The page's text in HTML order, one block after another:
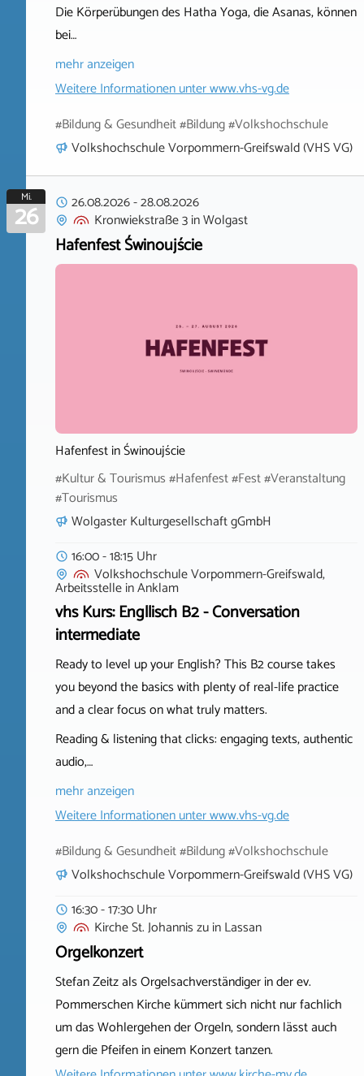
Die Körperübungen des Hatha Yoga, die Asanas, können
bei…
mehr anzeigen
Weitere Informationen unterwww.vhs-vg.de
#Bildung & Gesundheit #Bildung #Volkshochschule
Volkshochschule Vorpommern-Greifswald (VHS VG)
Mi.
26 26.08.2026-28.08.2026
Kronwiekstraße 3inWolgast
Hafenfest Świnoujście
Hafenfest in Świnoujście
#Kultur & Tourismus #Hafenfest #Fest #Veranstaltung
#Tourismus
Wolgaster Kulturgesellschaft gGmbH
16:00 - 18:15 Uhr
Volkshochschule Vorpommern-Greifswald,
ArbeitsstelleinAnklam
vhs Kurs: Engllisch B2 - Conversation
intermediate
Ready to level up your English? This B2 course takes
you beyond the basics with plenty of real-life practice
and a clear focus on what truly matters.
Reading & listening that clicks: engaging texts, authentic
audio,…
mehr anzeigen
Weitere Informationen unterwww.vhs-vg.de
#Bildung & Gesundheit #Bildung #Volkshochschule
Volkshochschule Vorpommern-Greifswald (VHS VG)
16:30 - 17:30 Uhr
Kirche St. Johannis zuinLassan
Orgelkonzert
Stefan Zeitz als Orgelsachverständiger in der ev.
Pommerschen Kirche kümmert sich nicht nur fachlich
um das Wohlergehen der Orgeln, sondern lässt auch
gern die Pfeifen in einem Konzert tanzen.